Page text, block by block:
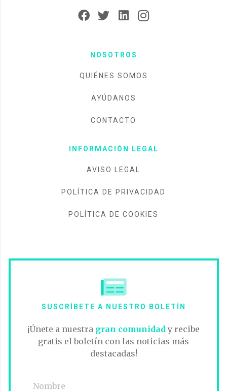
NOSOTROS
QUIÉNES SOMOS
AYÚDANOS
CONTACTO
INFORMACIÓN LEGAL
AVISO LEGAL
POLÍTICA DE PRIVACIDAD
POLÍTICA DE COOKIES
SUSCRÍBETE A NUESTRO BOLETÍN
¡Únete a nuestra gran comunidad y recibe
gratis el boletín con las noticias más
destacadas!